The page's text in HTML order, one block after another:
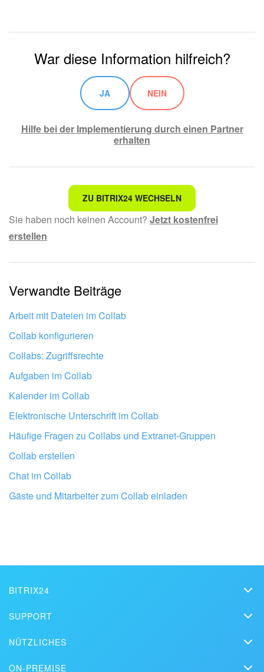
War diese Information hilfreich?
JA NEIN
Hilfe bei der Implementierung durch einen Partner
erhalten
Nicht das, wonach ich suche.
Kompliziert und unverständlich formuliert.
Mir gefällt nicht, wie das Tool funktioniert.
Lassen Sie Ihr Bitrix24 von Profis
ZU BITRIX24 WECHSELN
Sie haben noch keinen Account? Jetzt kostenfrei
erstellen
Verwandte Beiträge
Arbeit mit Dateien im Collab
Collab konfigurieren
Collabs: Zugriffsrechte
Aufgaben im Collab
Kalender im Collab
Elektronische Unterschrift im Collab
Häufige Fragen zu Collabs und Extranet-Gruppen
Collab erstellen
Chat im Collab
Gäste und Mitarbeiter zum Collab einladen
BITRIX24
Pressemappe
Kontakt
SUPPORT
Lernvideos
NÜTZLICHES
ON-PREMISE